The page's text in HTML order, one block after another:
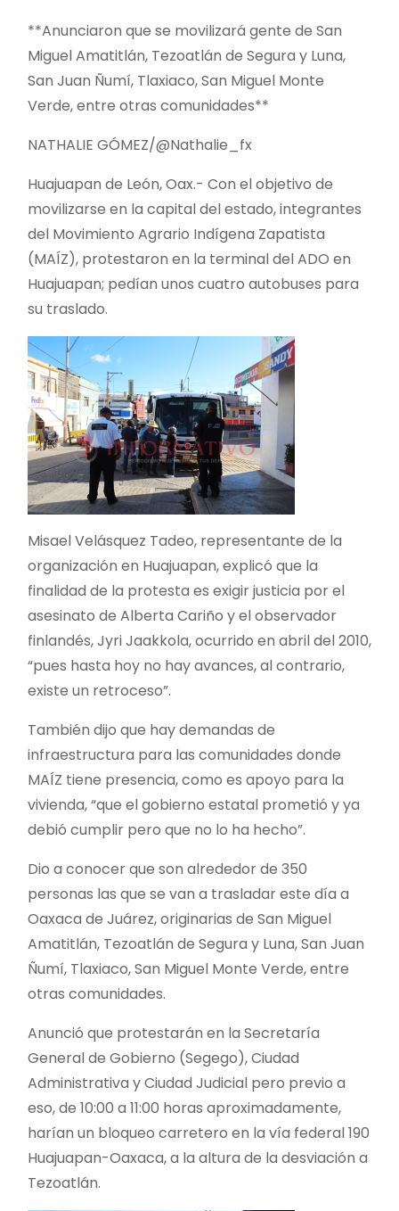
**Anunciaron que se movilizará gente de San
Miguel Amatitlán, Tezoatlán de Segura y Luna,
San Juan Ñumí, Tlaxiaco, San Miguel Monte
Verde, entre otras comunidades**
NATHALIE GÓMEZ/@Nathalie_fx
Huajuapan de León, Oax.- Con el objetivo de
movilizarse en la capital del estado, integrantes
del Movimiento Agrario Indígena Zapatista
(MAÍZ), protestaron en la terminal del ADO en
Huajuapan; pedían unos cuatro autobuses para
su traslado.
Misael Velásquez Tadeo, representante de la
organización en Huajuapan, explicó que la
finalidad de la protesta es exigir justicia por el
asesinato de Alberta Cariño y el observador
finlandés, Jyri Jaakkola, ocurrido en abril del 2010,
“pues hasta hoy no hay avances, al contrario,
existe un retroceso”.
También dijo que hay demandas de
infraestructura para las comunidades donde
MAÍZ tiene presencia, como es apoyo para la
vivienda, “que el gobierno estatal prometió y ya
debió cumplir pero que no lo ha hecho”.
Dio a conocer que son alrededor de 350
personas las que se van a trasladar este día a
Oaxaca de Juárez, originarias de San Miguel
Amatitlán, Tezoatlán de Segura y Luna, San Juan
Ñumí, Tlaxiaco, San Miguel Monte Verde, entre
otras comunidades.
Anunció que protestarán en la Secretaría
General de Gobierno (Segego), Ciudad
Administrativa y Ciudad Judicial pero previo a
eso, de 10:00 a 11:00 horas aproximadamente,
harían un bloqueo carretero en la vía federal 190
Huajuapan-Oaxaca, a la altura de la desviación a
Tezoatlán.